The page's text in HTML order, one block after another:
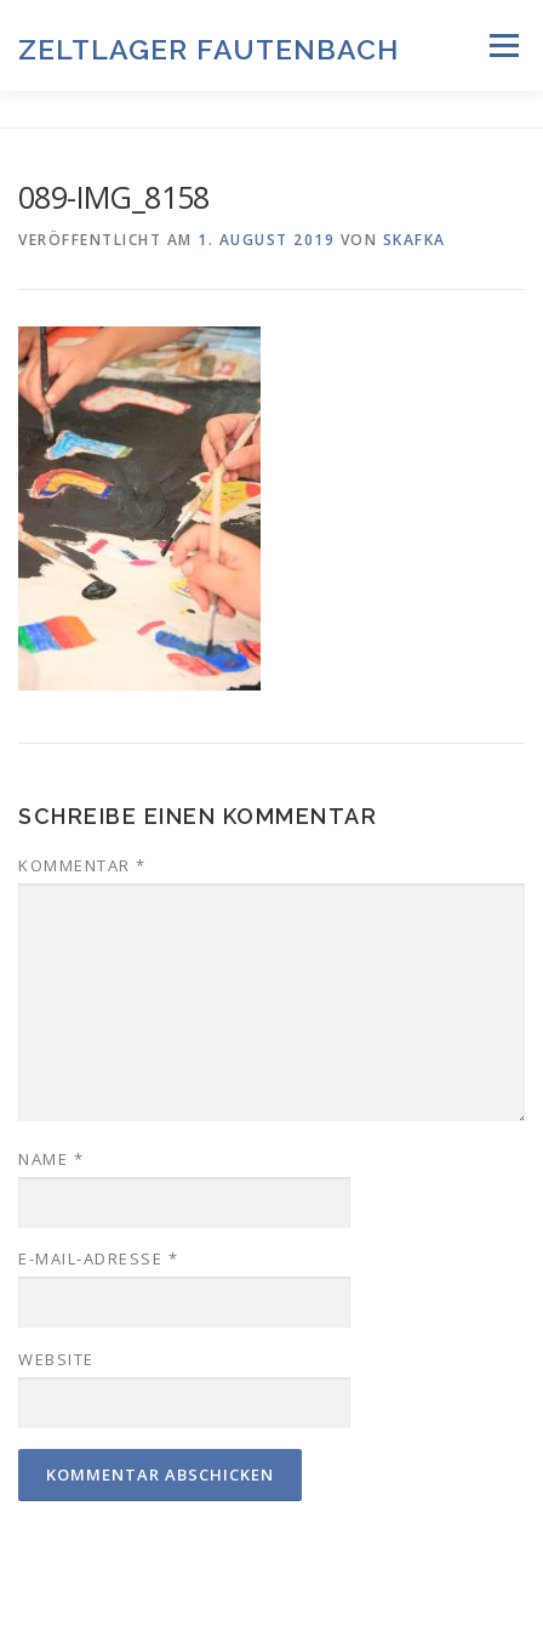
springen
ZELTLAGER FAUTENBACH Menü
HISTORIE & FOTOARCHIV
IMPRESSUM
089-IMG_8158
VERÖFFENTLICHT AM 1. AUGUST 2019 VON SKAFKA
SCHREIBE EINEN KOMMENTAR
KOMMENTAR *
NAME *
E-MAIL-ADRESSE *
WEBSITE